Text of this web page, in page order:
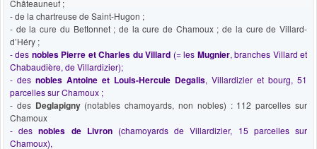
Châteauneuf ;
- de la chartreuse de Saint-Hugon ;
- de la cure du Bettonnet ; de la cure de Chamoux ; de la cure de Villard-
d’Héry ;
- des nobles Pierre et Charles du Villard (= les Mugnier, branches Villard et
Chabaudière, de Villardizier);
- des nobles Antoine et Louis-Hercule Degalis, Villardizier et bourg, 51
parcelles sur Chamoux ;
- des Deglapigny(notables chamoyards, non nobles) : 112 parcelles sur
Chamoux
- desnobles de Livron (chamoyardsde Villardizier, 15 parcelles sur
Chamoux),